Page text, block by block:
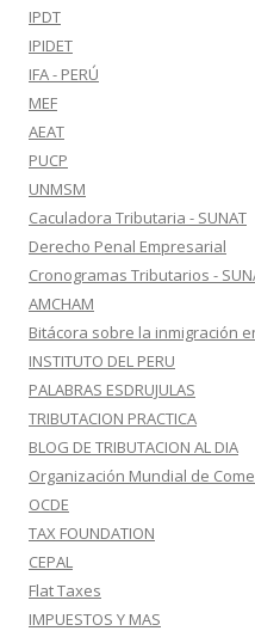
IPDT
IPIDET
IFA - PERÚ
MEF
AEAT
PUCP
UNMSM
Caculadora Tributaria - SUNAT
Derecho Penal Empresarial
Cronogramas Tributarios -
AMCHAM
Bitácora sobre la inmigración
INSTITUTO DEL PERU
PALABRAS ESDRUJULAS
TRIBUTACION PRACTICA
BLOG DE TRIBUTACION AL DIA
Organización Mundial de
OCDE
TAX FOUNDATION
CEPAL
Flat Taxes
IMPUESTOS Y MAS